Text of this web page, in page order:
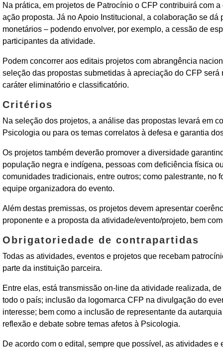
‌Na prática, em projetos de Patrocínio o CFP contribuirá com
ação proposta. Já no Apoio Institucional, a colaboração se
monetários – podendo envolver, por exemplo, a cessão de
participantes da atividade.
‌Podem concorrer aos editais projetos com abrangência
seleção das propostas submetidas à apreciação do CFP
caráter eliminatório e classificatório.
Critérios
Na seleção dos projetos, a análise das propostas levará em
Psicologia ou para os temas correlatos à defesa e garantia
‌Os projetos também deverão promover a diversidade
população negra e indígena, pessoas com deficiência física
comunidades tradicionais, entre outros; como palestrante, no
equipe organizadora do evento.
‌Além destas premissas, os projetos devem apresentar
proponente e a proposta da atividade/evento/projeto, bem
Obrigatoriedade de contrapartidas
Todas as atividades, eventos e projetos que recebam
parte da instituição parceira.
‌Entre elas, está transmissão on-line da atividade realizada,
todo o país; inclusão da logomarca CFP na divulgação do
interesse; bem como a inclusão de representante da
reflexão e debate sobre temas afetos à Psicologia.
‌De acordo com o edital, sempre que possível, as atividades